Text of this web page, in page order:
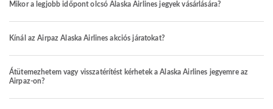
Mikor a legjobb időpont olcsó Alaska Airlines jegyek vásárlására?
Kínál az Airpaz Alaska Airlines akciós járatokat?
Átütemezhetem vagy visszatérítést kérhetek a Alaska Airlines jegyemre az
Airpaz-on?